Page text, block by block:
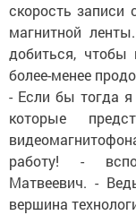
скорость записи
магнитной
добиться,
более-менее
- Если бы тогда я
которые
работу! -
Матвеевич. -
вершина